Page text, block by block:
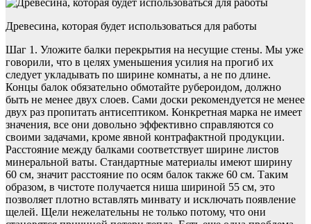
Древесина, которая будет использоваться для работы
Шаг 1. Уложите балки перекрытия на несущие стены. Мы уже
говорили, что в целях уменьшения усилия на прогиб их
следует укладывать по ширине комнаты, а не по длине.
Концы балок обязательно обмотайте рубероидом, должно
быть не менее двух слоев. Сами доски рекомендуется не менее
двух раз пропитать антисептиком. Конкретная марка не имеет
значения, все они довольно эффективно справляются со
своими задачами, кроме явной контрафактной продукции.
Расстояние между балками соответствует ширине листов
минеральной ваты. Стандартные материалы имеют ширину
60 см, значит расстояние по осям балок также 60 см. Таким
образом, в чистоте получается ниша шириной 55 см, это
позволяет плотно вставлять минвату и исключать появление
щелей. Щели нежелательны не только потому, что они